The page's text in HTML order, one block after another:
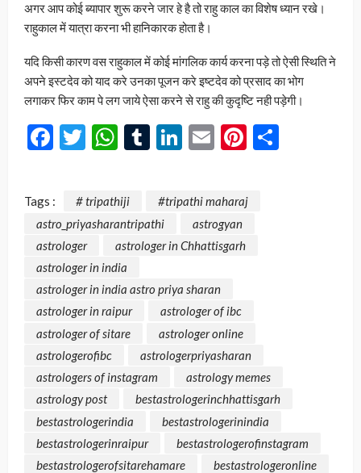
अगर आप कोई ब्यापार शुरू करने जार हे है तो राहु काल का विशेष ध्यान रखे।
राहुकाल में यात्रा करना भी हानिकारक होता है।
यदि किसी कारण वस राहुकाल में कोई मांगलिक कार्य करना पड़े तो ऐसी स्थिति ने
अपने इस्टदेव को याद करे उनका पूजन करे इष्टदेव को प्रसाद का भोग
लगाकर फिर काम पे लग जाये ऐसा करने से राहु की कुदृष्टि नही पड़ेगी।
Facebook
Twitter
WhatsApp
Tumblr
LinkedIn
EmailPinterest
Tags : # tripathiji
#tripathi maharaj
astro_priyasharantripathi
astrogyan
astrologer
astrologer in Chhattisgarh
astrologer in india
astrologer in india astro priya sharan
astrologer in raipur
astrologer of ibc
astrologer of sitare
astrologer online
astrologerofibc
astrologerpriyasharan
astrologers of instagram
astrology memes
astrology post
bestastrologerinchhattisgarh
bestastrologerindia
bestastrologerinindia
bestastrologerinraipur
bestastrologerofinstagram
bestastrologerofsitarehamare
bestastrologeronline